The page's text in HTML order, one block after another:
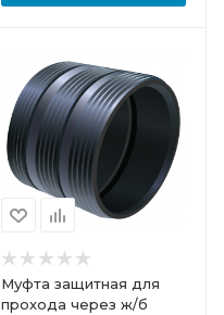
Муфта защитная для
прохода через ж/б